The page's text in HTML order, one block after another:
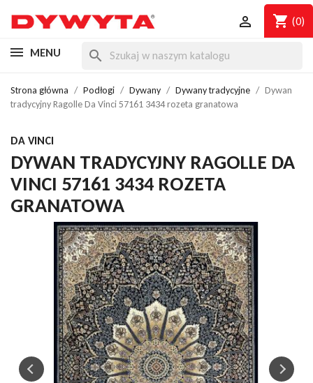
shopping_cart (0)

MENU search
Strona główna Podłogi Dywany Dywany tradycyjne
Dywan
tradycyjny Ragolle Da Vinci 57161 3434 rozeta granatowa
DA VINCI
DYWAN TRADYCYJNY RAGOLLE DA
VINCI 57161 3434 ROZETA
GRANATOWA